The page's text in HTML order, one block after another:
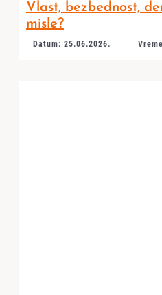
Vlast, bezbednost,
misle?
Datum: 25.06.2026.